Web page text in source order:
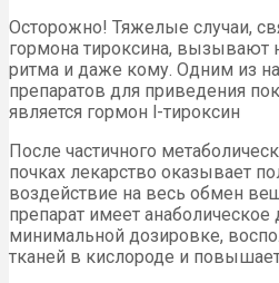
Осторожно! Тяжелые случаи,
гормона тироксина, вызывают
ритма и даже кому. Одним из
препаратов для приведения
является гормон l-тироксин
После частичного
почках лекарство оказывает
воздействие на весь обмен
препарат имеет
минимальной дозировке,
тканей в кислороде и